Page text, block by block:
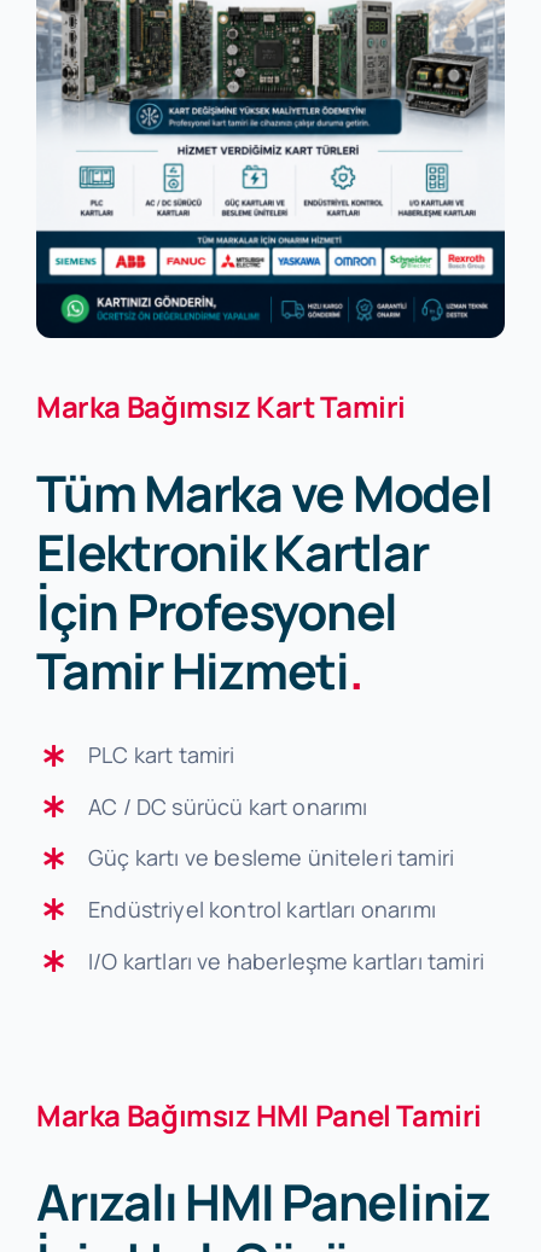
Marka Bağımsız Kart Tamiri
Tüm Marka ve Model
Elektronik Kartlar
İçin Profesyonel
Tamir Hizmeti.
PLC kart tamiri
AC / DC sürücü kart onarımı
Güç kartı ve besleme üniteleri tamiri
Endüstriyel kontrol kartları onarımı
I/O kartları ve haberleşme kartları tamiri
Marka Bağımsız HMI Panel Tamiri
Arızalı HMI Paneliniz